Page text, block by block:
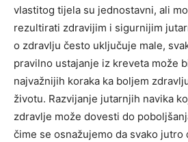
vlastitog tijela su jednostavni, ali
rezultirati zdravijim i sigurnijim
o zdravlju često uključuje male,
pravilno ustajanje iz kreveta može
najvažnijih koraka ka boljem
životu. Razvijanje jutarnjih navika
zdravlje može dovesti do
čime se osnažujemo da svako jutro